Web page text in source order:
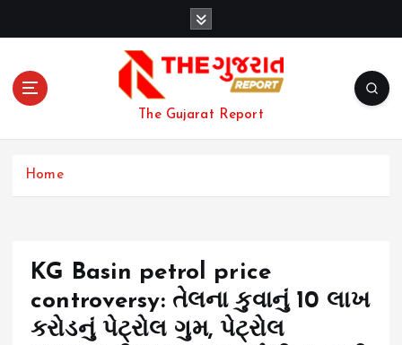
The Gujarat Report
Home
KG Basin petrol price
controversy: તેલના કુવાનું 10 લાખ
કરોડનું પેટ્રોલ ગુમ, પેટ્રોલ